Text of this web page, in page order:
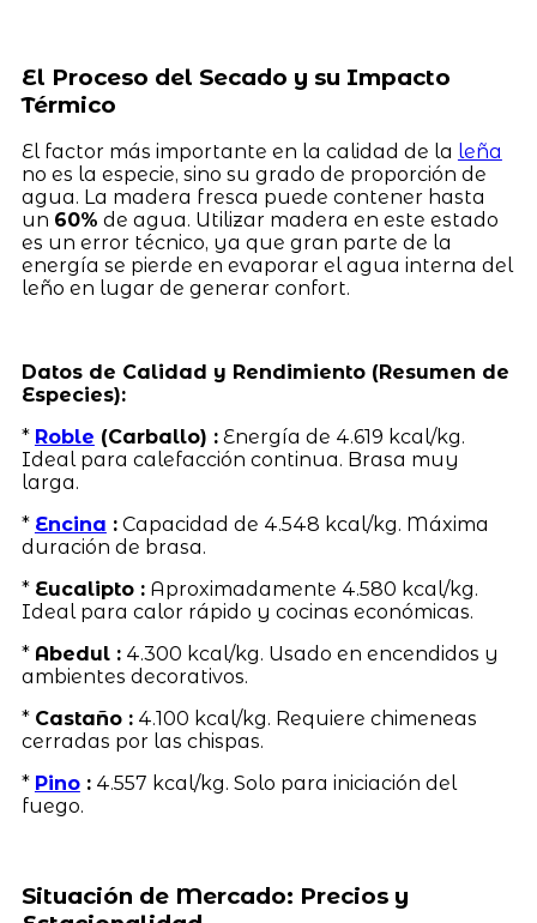
El Proceso del Secado y su Impacto
Térmico
El factor más importante en la calidad de la leña
no es la especie, sino su grado de proporción de
agua. La madera fresca puede contener hasta
un 60% de agua. Utilizar madera en este estado
es un error técnico, ya que gran parte de la
energía se pierde en evaporar el agua interna del
leño en lugar de generar confort.
Datos de Calidad y Rendimiento (Resumen de
Especies):
* Roble (Carballo) :Energía de 4.619 kcal/kg.
Ideal para calefacción continua. Brasa muy
larga.
* Encina :Capacidad de 4.548 kcal/kg. Máxima
duración de brasa.
* Eucalipto :Aproximadamente 4.580 kcal/kg.
Ideal para calor rápido y cocinas económicas.
* Abedul :4.300 kcal/kg. Usado en encendidos y
ambientes decorativos.
* Castaño :4.100 kcal/kg. Requiere chimeneas
cerradas por las chispas.
* Pino:4.557 kcal/kg. Solo para iniciación del
fuego.
Situación de Mercado: Precios y